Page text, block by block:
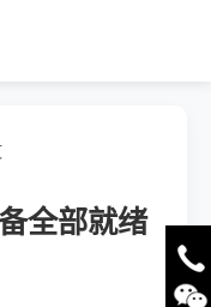
全部就绪